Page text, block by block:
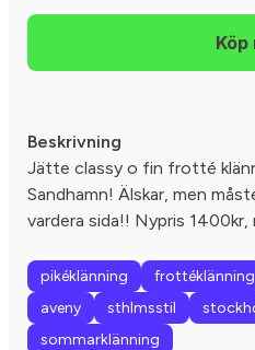
Beskrivning
Jätte classy o fin frotté
Sandhamn! Älskar, men
vardera sida!! Nypris
pikéklänning frottéklänning
aveny
sthlmsstil
sommarklänning